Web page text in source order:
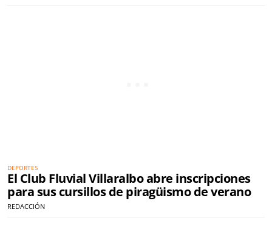
DEPORTES
El Club Fluvial Villaralbo abre inscripciones
para sus cursillos de piragüismo de verano
REDACCIÓN